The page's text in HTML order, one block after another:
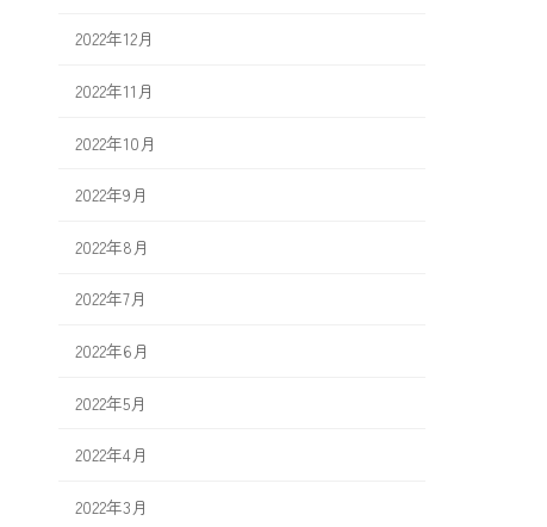
2022年12月
2022年11月
2022年10月
2022年9月
2022年8月
2022年7月
2022年6月
2022年5月
2022年4月
2022年3月